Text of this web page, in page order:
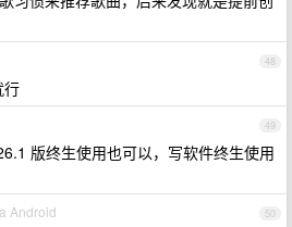
48
行
49
版终生使用也可以，写软件终生使用
50
Android